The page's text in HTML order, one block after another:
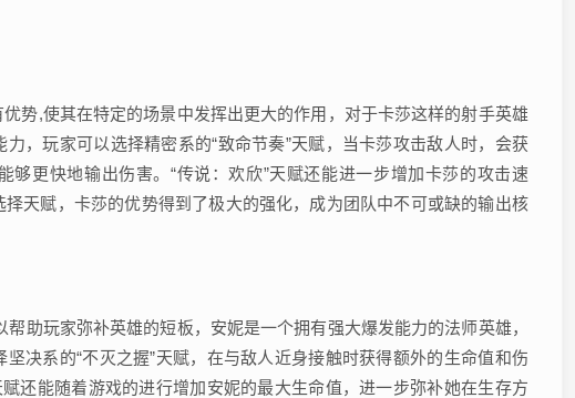
势,使其在特定的场景中发挥出更大的作用，对于卡莎这样的射手英雄
，玩家可以选择精密系的“致命节奏”天赋，当卡莎攻击敌人时，会获
够更快地输出伤害。“传说：欢欣”天赋还能进一步增加卡莎的攻击速
天赋，卡莎的优势得到了极大的强化，成为团队中不可或缺的输出核
助玩家弥补英雄的短板，安妮是一个拥有强大爆发能力的法师英雄，
决系的“不灭之握”天赋，在与敌人近身接触时获得额外的生命值和伤
还能随着游戏的进行增加安妮的最大生命值，进一步弥补她在生存方